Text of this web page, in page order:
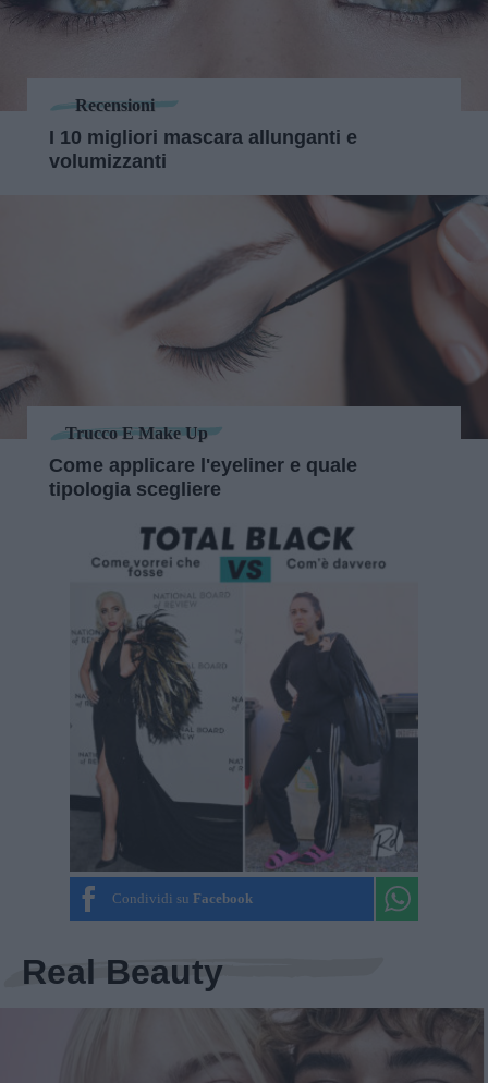
Recensioni
I 10 migliori mascara allunganti e
volumizzanti
Trucco E Make Up
Come applicare l'eyeliner e quale
tipologia scegliere
Condividi su Facebook
Real Beauty